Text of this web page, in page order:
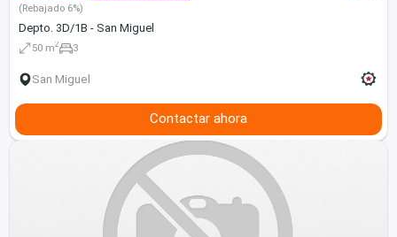
(Rebajado 6%)
Depto. 3D/1B - San Miguel
50 m2 3
San Miguel
Contactar ahora